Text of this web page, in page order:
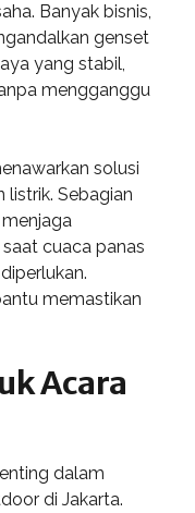
Banyak bisnis,
genset
yang stabil,
mengganggu
solusi
Sebagian
cuaca panas
memastikan
Acara
dalam
di Jakarta.